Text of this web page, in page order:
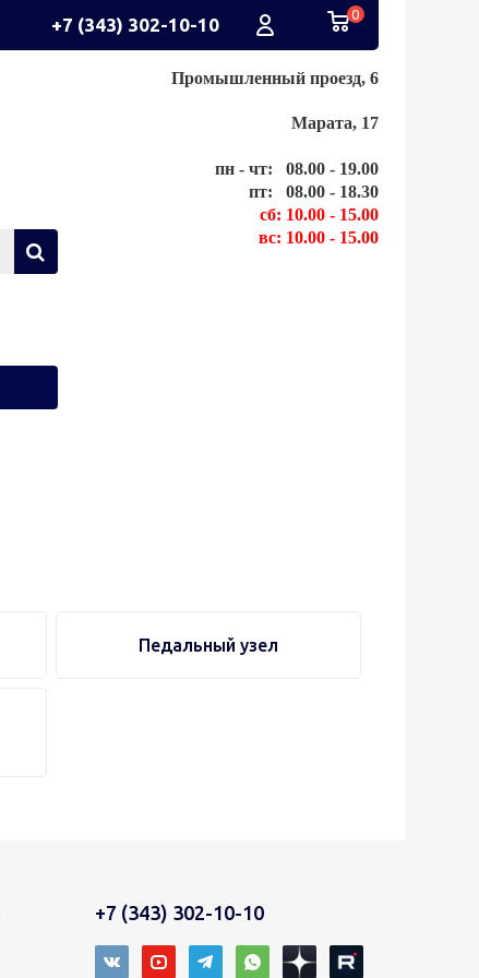
+7 (343) 302-10-10 0
Промышленный проезд, 6
Марата, 17
пн - чт: 08.00 - 19.00
пт: 08.00 - 18.30
сб: 10.00 - 15.00
вс: 10.00 - 15.00
Педальный узел
+7 (343) 302-10-10